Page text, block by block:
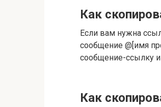
Как
Если вам нужна
сообщение @[имя
сообщение-ссылку и
Как